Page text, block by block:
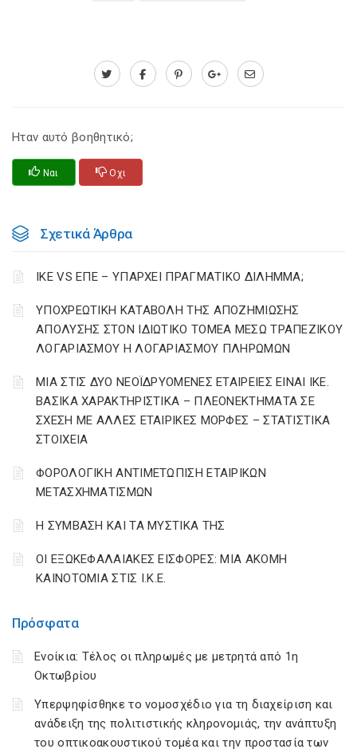
Πρόσφατα
Ενοίκια: Τέλος οι πληρωμές με μετρητά από 1η
Οκτωβρίου
Υπερψηφίσθηκε το νομοσχέδιο για τη διαχείριση και
ανάδειξη της πολιτιστικής κληρονομιάς, την ανάπτυξη
του οπτικοακουστικού τομέα και την προστασία των
Ηταν αυτό βοηθητικό;
Ναι Οχι
Σχετικά Άρθρα
ΙΚΕ VS ΕΠΕ – ΥΠΑΡΧΕΙ ΠΡΑΓΜΑΤΙΚΟ ΔΙΛΗΜΜΑ;
YΠΟΧΡΕΩΤΙΚΗ ΚΑΤΑΒΟΛΗ ΤΗΣ ΑΠΟΖΗΜΙΩΣΗΣ
ΑΠΟΛΥΣΗΣ ΣΤΟΝ ΙΔΙΩΤΙΚΟ ΤΟΜΕΑ ΜΕΣΩ ΤΡΑΠΕΖΙΚΟΥ
ΛΟΓΑΡΙΑΣΜΟΥ Η ΛΟΓΑΡΙΑΣΜΟΥ ΠΛΗΡΩΜΩΝ
ΜΙΑ ΣΤΙΣ ΔΥΟ ΝΕΟΪΔΡΥΟΜΕΝΕΣ ΕΤΑΙΡΕΙΕΣ ΕΙΝΑΙ ΙΚΕ.
ΒΑΣΙΚΑ ΧΑΡΑΚΤΗΡΙΣΤΙΚΑ – ΠΛΕΟΝΕΚΤΗΜΑΤΑ ΣΕ
ΣΧΕΣΗ ΜΕ ΑΛΛΕΣ ΕΤΑΙΡΙΚΕΣ ΜΟΡΦΕΣ – ΣΤΑΤΙΣΤΙΚΑ
ΣΤΟΙΧΕΙΑ
ΦΟΡΟΛΟΓΙΚΗ ΑΝΤΙΜΕΤΩΠΙΣΗ ΕΤΑΙΡΙΚΩΝ
ΜΕΤΑΣΧΗΜΑΤΙΣΜΩΝ
Η ΣΥΜΒΑΣΗ ΚΑΙ ΤΑ ΜΥΣΤΙΚΑ ΤΗΣ
ΟΙ ΕΞΩΚΕΦΑΛΑΙΑΚΕΣ ΕΙΣΦΟΡΕΣ: ΜΙΑ ΑΚΟΜΗ
ΚΑΙΝΟΤΟΜΙΑ ΣΤΙΣ Ι.Κ.Ε.